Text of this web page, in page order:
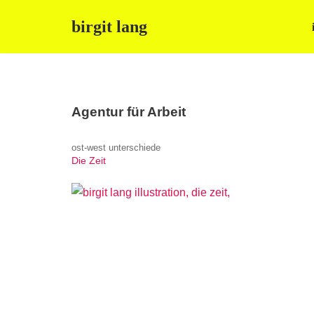
birgit lang
Agentur für Arbeit
ost-west unterschiede
Die Zeit